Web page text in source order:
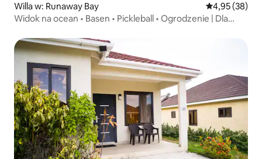
Willa w: Runaway Bay Średnia
4,95 (38)
Widok na ocean • Basen • Pickleball • Ogrodzenie | Dla